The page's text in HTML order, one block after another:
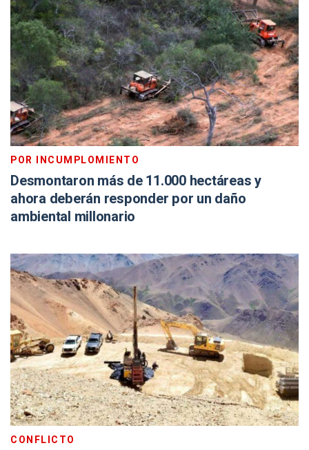
POR INCUMPLOMIENTO
Desmontaron más de 11.000 hectáreas y
ahora deberán responder por un daño
ambiental millonario
CONFLICTO